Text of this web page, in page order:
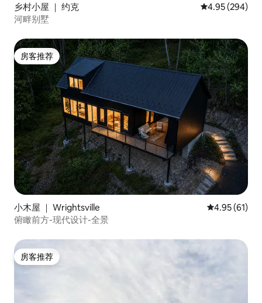
乡村小屋 ｜ 约克 平均评分 4.95
4.95 (294)
河畔别墅
房客推荐
房客推荐
小木屋 ｜ Wrightsville 平均评分
4.95 (61)
俯瞰前方-现代设计-全景
房客推荐
房客推荐